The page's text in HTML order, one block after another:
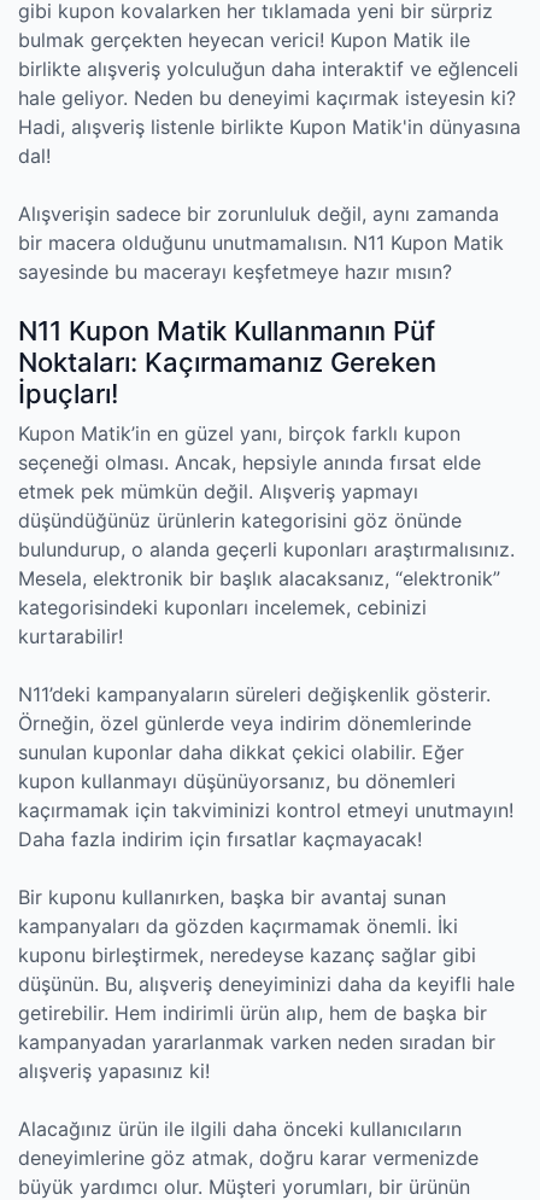
gibi kupon kovalarken her tıklamada yeni bir sürpriz
bulmak gerçekten heyecan verici! Kupon Matik ile
birlikte alışveriş yolculuğun daha interaktif ve eğlenceli
hale geliyor. Neden bu deneyimi kaçırmak isteyesin ki?
Hadi, alışveriş listenle birlikte Kupon Matik'in dünyasına
dal!
Alışverişin sadece bir zorunluluk değil, aynı zamanda
bir macera olduğunu unutmamalısın. N11 Kupon Matik
sayesinde bu macerayı keşfetmeye hazır mısın?
N11 Kupon Matik Kullanmanın Püf
Noktaları: Kaçırmamanız Gereken
İpuçları!
Kupon Matik’in en güzel yanı, birçok farklı kupon
seçeneği olması. Ancak, hepsiyle anında fırsat elde
etmek pek mümkün değil. Alışveriş yapmayı
düşündüğünüz ürünlerin kategorisini göz önünde
bulundurup, o alanda geçerli kuponları araştırmalısınız.
Mesela, elektronik bir başlık alacaksanız, “elektronik”
kategorisindeki kuponları incelemek, cebinizi
kurtarabilir!
N11’deki kampanyaların süreleri değişkenlik gösterir.
Örneğin, özel günlerde veya indirim dönemlerinde
sunulan kuponlar daha dikkat çekici olabilir. Eğer
kupon kullanmayı düşünüyorsanız, bu dönemleri
kaçırmamak için takviminizi kontrol etmeyi unutmayın!
Daha fazla indirim için fırsatlar kaçmayacak!
Bir kuponu kullanırken, başka bir avantaj sunan
kampanyaları da gözden kaçırmamak önemli. İki
kuponu birleştirmek, neredeyse kazanç sağlar gibi
düşünün. Bu, alışveriş deneyiminizi daha da keyifli hale
getirebilir. Hem indirimli ürün alıp, hem de başka bir
kampanyadan yararlanmak varken neden sıradan bir
alışveriş yapasınız ki!
Alacağınız ürün ile ilgili daha önceki kullanıcıların
deneyimlerine göz atmak, doğru karar vermenizde
büyük yardımcı olur. Müşteri yorumları, bir ürünün